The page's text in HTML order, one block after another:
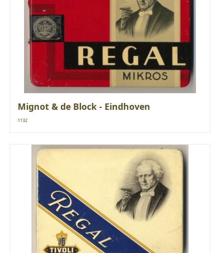
Mignot & de Block - Eindhoven
1132